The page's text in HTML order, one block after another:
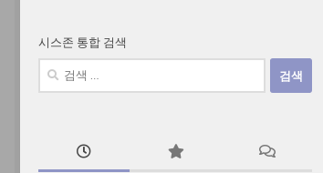
시스존 통합 검색
검